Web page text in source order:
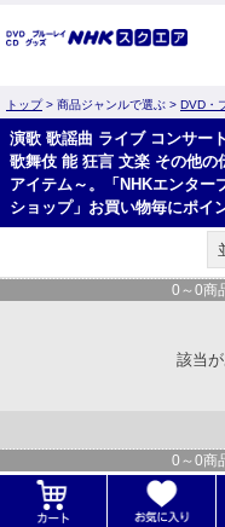
トップ> 商品ジャンルで選ぶ > DVD・
演歌 歌謡曲 ライブ コンサー
歌舞伎 能 狂言 文楽 その他の
アイテム～。「NHKエンター
ショップ」お買い物毎にポイ
0 ～ 0商
該当
0 ～ 0商